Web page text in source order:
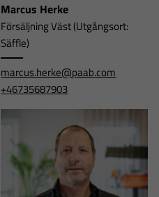
Marcus Herke
Försäljning Väst (Utgångsort:
Säffle)
marcus.herke@paab.com
+46735687903